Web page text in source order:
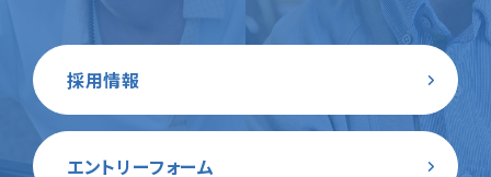
採用情報
エントリーフォーム